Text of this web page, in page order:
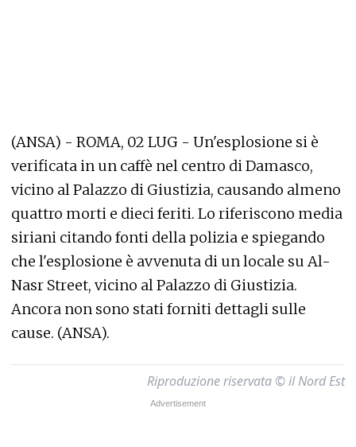
(ANSA) - ROMA, 02 LUG - Un'esplosione si è
verificata in un caffè nel centro di Damasco,
vicino al Palazzo di Giustizia, causando almeno
quattro morti e dieci feriti. Lo riferiscono media
siriani citando fonti della polizia e spiegando
che l'esplosione è avvenuta di un locale su Al-
Nasr Street, vicino al Palazzo di Giustizia.
Ancora non sono stati forniti dettagli sulle
cause. (ANSA).
Riproduzione riservata © il Nord Est